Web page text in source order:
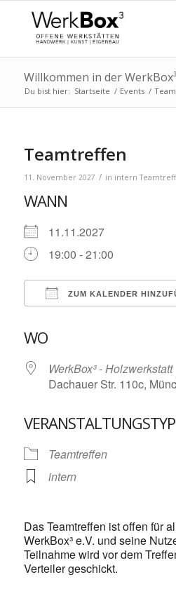
Willkommen in der WerkBox³
Du bist hier: Startseite / Events /
Teamtreffen
11. November 2027 / in intern
WANN
11.11.2027
19:00 - 21:00
ZUM KALENDER
WO
WerkBox³ - Holzwerkstatt
Dachauer Str. 110c,
VERANSTALTUNGSTYP
Teamtreffen
intern
Das Teamtreffen ist offen für
WerkBox³ e.V. und seine
Teilnahme wird vor dem
Verteiler geschickt.